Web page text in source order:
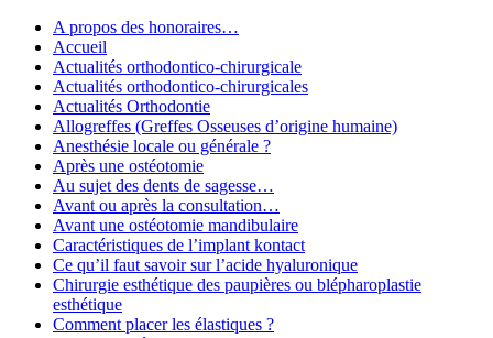
A propos des honoraires…
Accueil
Actualités orthodontico-chirurgicale
Actualités orthodontico-chirurgicales
Actualités Orthodontie
Allogreffes (Greffes Osseuses d’origine humaine)
Anesthésie locale ou générale ?
Après une ostéotomie
Au sujet des dents de sagesse…
Avant ou après la consultation…
Avant une ostéotomie mandibulaire
Caractéristiques de l’implant kontact
Ce qu’il faut savoir sur l’acide hyaluronique
Chirurgie esthétique des paupières ou blépharoplastie
esthétique
Comment placer les élastiques ?